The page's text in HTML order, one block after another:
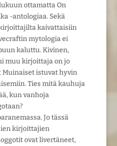
ottamatta On
-antologiaa. Sekä
kaivattaisiin
mytologia ei
kaluttu. Kivinen,
muu kirjoittaja on jo
Muinaiset istuvat hyvin
Ties mitä kauhuja
kun vanhoja
Jo tässä
kirjoittajien
ovat livertäneet,